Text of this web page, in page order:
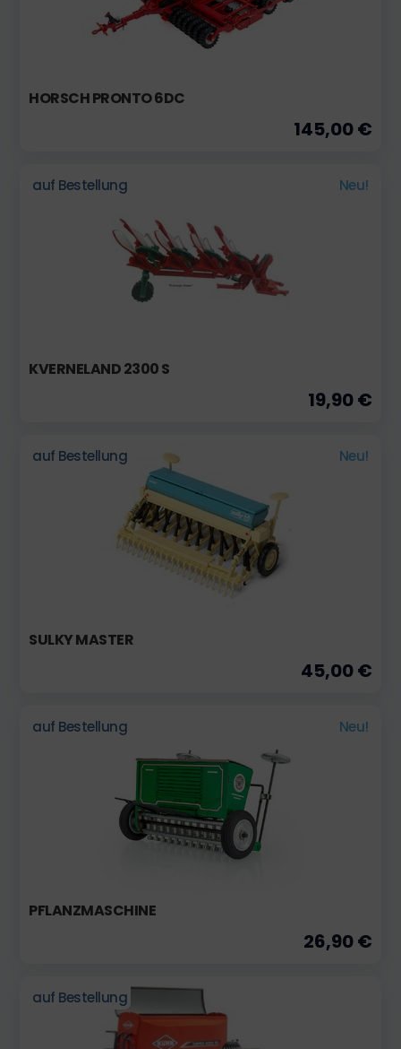
HORSCH PRONTO 6DC
145,00 €
auf Bestellung Neu!
KVERNELAND 2300 S
19,90 €
auf Bestellung Neu!
SULKY MASTER
45,00 €
auf Bestellung Neu!
PFLANZMASCHINE
26,90 €
auf Bestellung